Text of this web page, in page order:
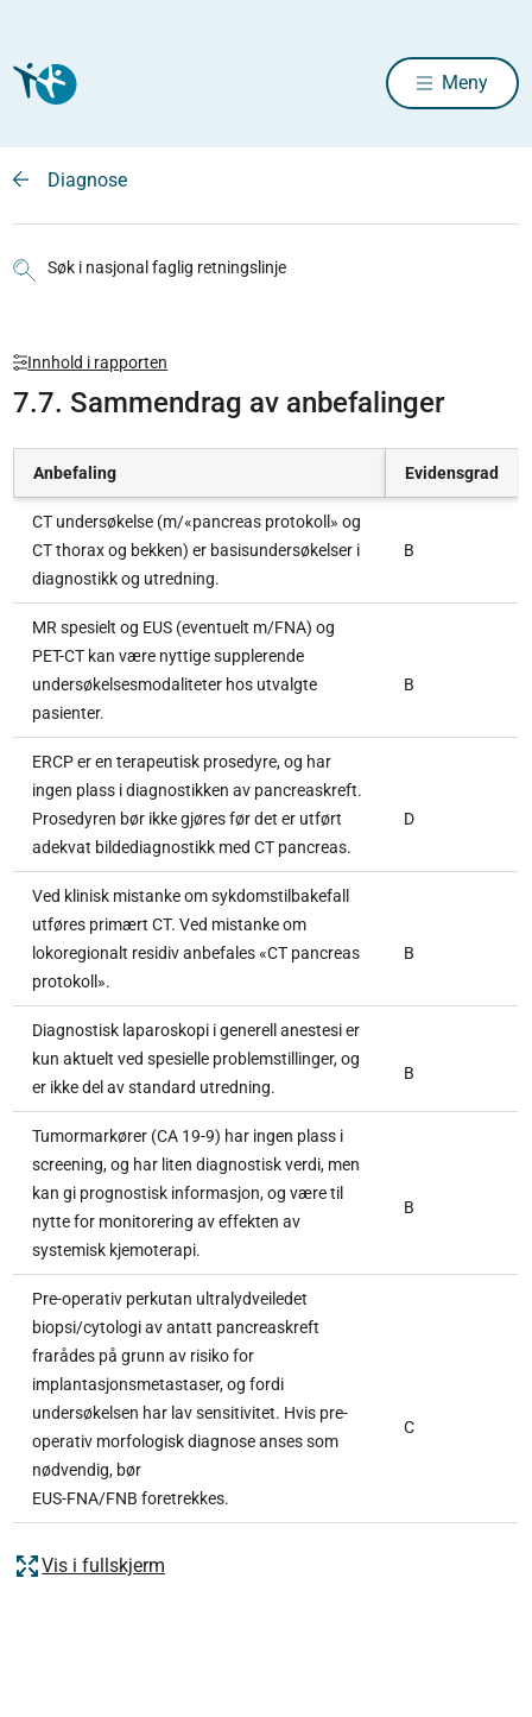
Meny
Diagnose
Søk i nasjonal faglig retningslinje
Innhold i rapporten
7.7. Sammendrag av anbefalinger
Anbefaling Evidensgrad
CT undersøkelse (m/«pancreas protokoll» og
CT thorax og bekken) er basisundersøkelser i
diagnostikk og utredning.
B
MR spesielt og EUS (eventuelt m/FNA) og
PET-CT kan være nyttige supplerende
undersøkelsesmodaliteter hos utvalgte
pasienter.
B
ERCP er en terapeutisk prosedyre, og har
ingen plass i diagnostikken av pancreaskreft.
Prosedyren bør ikke gjøres før det er utført
adekvat bildediagnostikk med CT pancreas.
D
Ved klinisk mistanke om sykdomstilbakefall
utføres primært CT. Ved mistanke om
lokoregionalt residiv anbefales «CT pancreas
protokoll».
B
Diagnostisk laparoskopi i generell anestesi er
kun aktuelt ved spesielle problemstillinger, og
er ikke del av standard utredning.
B
Tumormarkører (CA 19-9) har ingen plass i
screening, og har liten diagnostisk verdi, men
kan gi prognostisk informasjon, og være til
nytte for monitorering av effekten av
systemisk kjemoterapi.
B
Pre-operativ perkutan ultralydveiledet
biopsi/cytologi av antatt pancreaskreft
frarådes på grunn av risiko for
implantasjonsmetastaser, og fordi
undersøkelsen har lav sensitivitet. Hvis pre-
operativ morfologisk diagnose anses som
nødvendig, bør
EUS-FNA/FNB foretrekkes.
C
Vis i fullskjerm